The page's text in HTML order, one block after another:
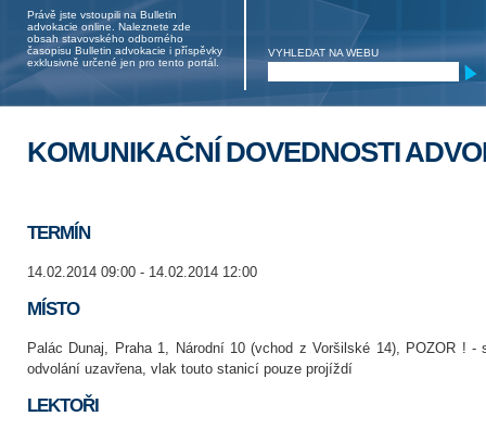
Právě jste vstoupili na Bulletin
advokacie online. Naleznete zde
obsah stavovského odborného
časopisu Bulletin advokacie i příspěvky
exklusivně určené jen pro tento portál.
VYHLEDAT NA WEBU
KOMUNIKAČNÍ DOVEDNOSTI
TERMÍN
14.02.2014 09:00 - 14.02.2014 12:00
MÍSTO
Palác Dunaj, Praha 1, Národní 10 (vchod z Voršilské 14), POZOR ! -
odvolání uzavřena, vlak touto stanicí pouze projíždí
LEKTOŘI